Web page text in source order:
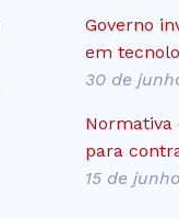
Governo
em
30 de
Normativa
para
15 de